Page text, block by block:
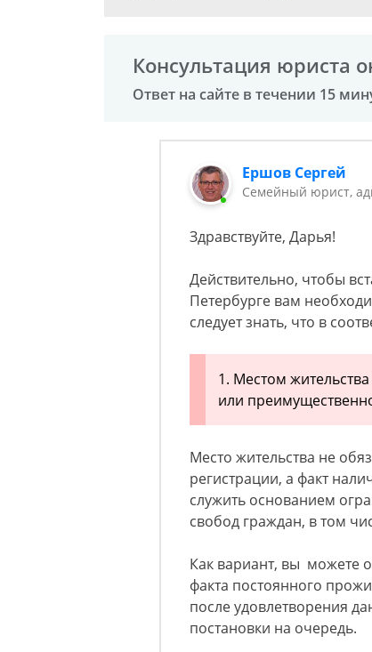
Консультация юриста
Ответ на сайте в течении 15
Ершов Сергей
Семейный юрист,
Здравствуйте, Дарья!
Действительно, чтобы
Петербурге вам
следует знать, что в
1. Местом
или
Место жительства не
регистрации, а факт
служить основанием
свобод граждан, в том
Как вариант, вы можете
факта постоянного
после удовлетворения
постановки на очередь.